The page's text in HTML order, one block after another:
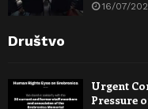
16/07/
Društvo
Urgent
Pressure